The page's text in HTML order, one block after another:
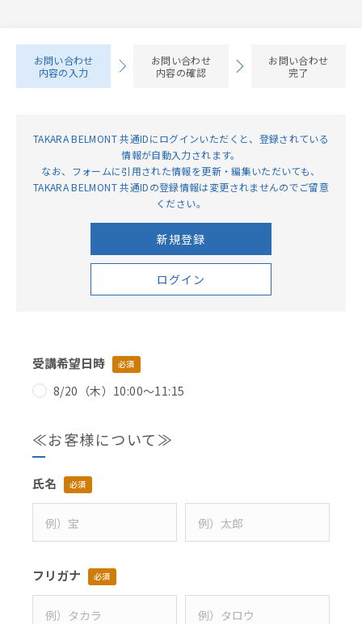
お問い合わせ
内容の入力
お問い合わせ
内容の確認
お問い合わせ
完了
TAKARA BELMONT 共通IDにログインいただくと、登録されている
情報が⾃動⼊⼒されます。
なお、フォームに引用された情報を更新・編集いただいても、
TAKARA BELMONT 共通IDの登録情報は変更されませんのでご留意
ください。
新規登録
ログイン
受講希望日時 必須
8/20（木）10:00～11:15
≪お客様について≫
氏名 必須
フリガナ 必須